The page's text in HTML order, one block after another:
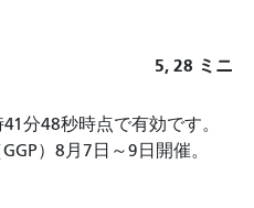
え
5, 28 ミニ
分48秒時点で有効です。
）8月7日～9日開催。